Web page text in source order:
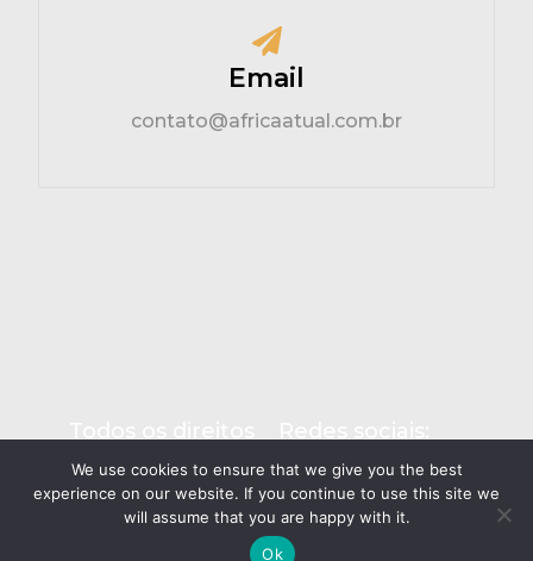
Email
contato@africaatual.com.br
Editora Eiros do
Brasil Ltda
We use cookies to ensure that we give you the best
experience on our website. If you continue to use this site we
will assume that you are happy with it.
Ok